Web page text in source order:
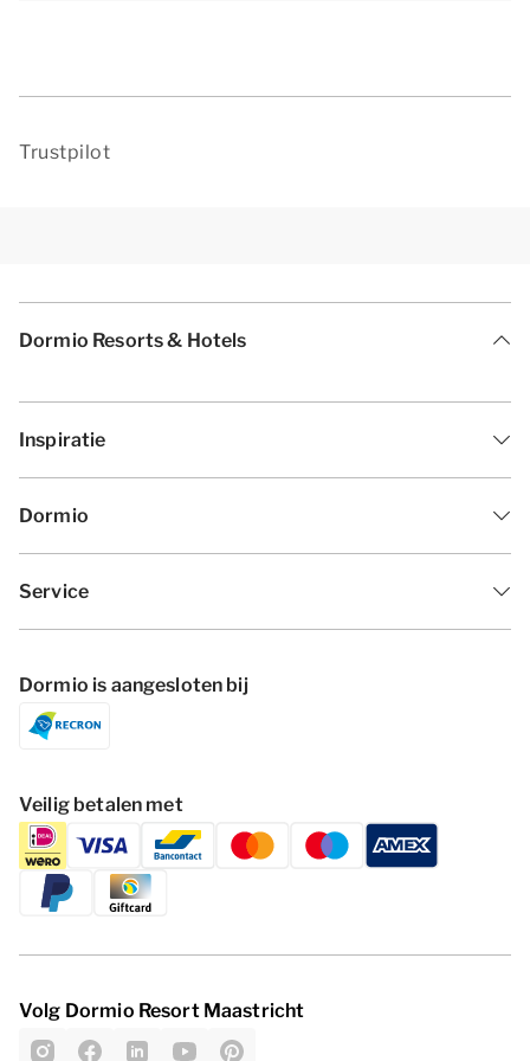
Trustpilot
Dormio Resorts & Hotels
Inspiratie
Dormio
Service
Dormio is aangesloten bij
Veilig betalen met
Volg Dormio Resort Maastricht